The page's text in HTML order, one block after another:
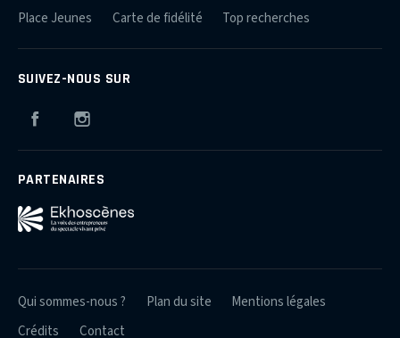
Place Jeunes
Carte de fidélité Top recherches
SUIVEZ-NOUS SUR
Facebook
PARTENAIRES
Qui sommes-nous ? Plan du site
Mentions légales
Crédits
Contact